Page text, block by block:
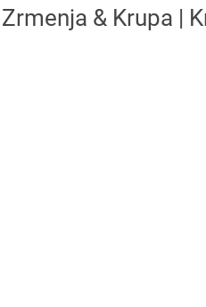
Zrmenja & Krupa |